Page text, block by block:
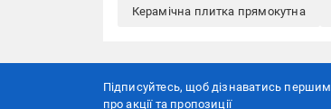
Керамічна плитка прямокутна
Підписуйтесь, щоб дізнаватись першим
про акції та пропозиції